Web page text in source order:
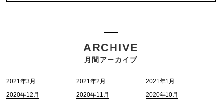
ARCHIVE
月間アーカイブ
2021年3月 2021年2月
2021年1月
2020年12月
2020年11月
2020年10月